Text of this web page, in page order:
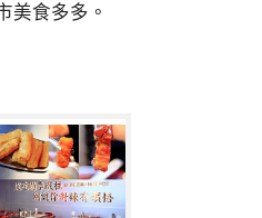
美食多多。